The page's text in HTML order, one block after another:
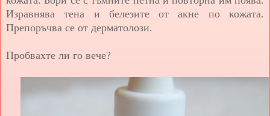
Изравнява тена и белезите от акне по кожата.
Препоръчва се от дерматолози.
Пробвахте ли го вече?